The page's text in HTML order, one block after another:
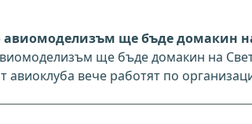
авиомоделизъм ще бъде домакин
ще бъде домакин на
авиоклуба вече работят по